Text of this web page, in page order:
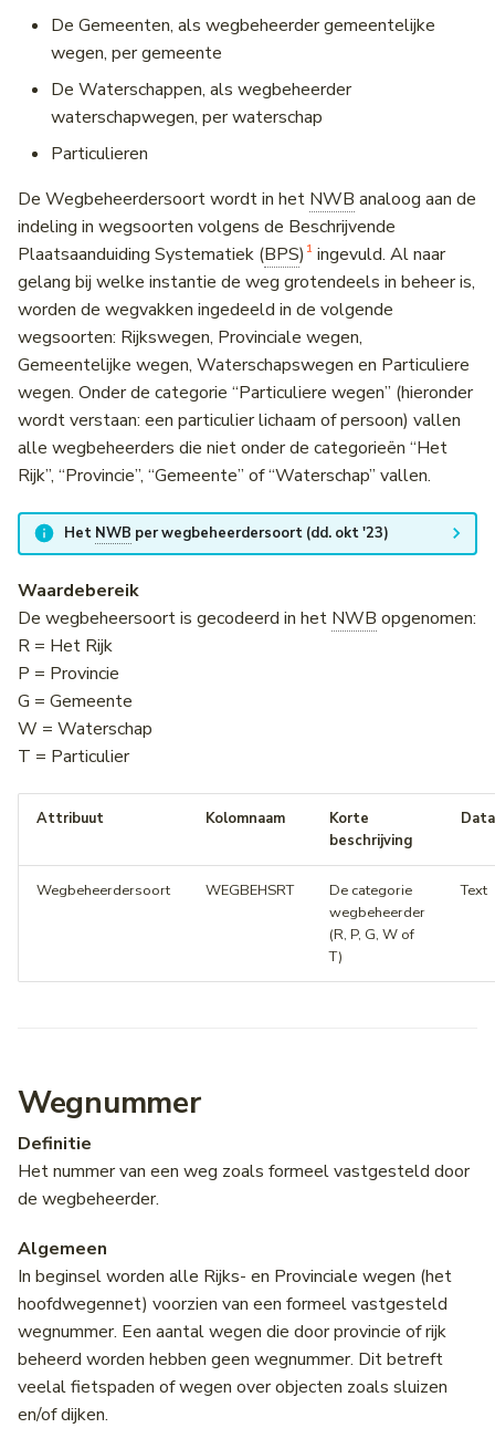
De Gemeenten, als wegbeheerder gemeentelijke
wegen, per gemeente
De Waterschappen, als wegbeheerder
waterschapwegen, per waterschap
Particulieren
De Wegbeheerdersoort wordt in het NWB analoog aan de
indeling in wegsoorten volgens de Beschrijvende
Plaatsaanduiding Systematiek (BPS) 1 ingevuld. Al naar
gelang bij welke instantie de weg grotendeels in beheer is,
worden de wegvakken ingedeeld in de volgende
wegsoorten: Rijkswegen, Provinciale wegen,
Gemeentelijke wegen, Waterschapswegen en Particuliere
wegen. Onder de categorie “Particuliere wegen” (hieronder
wordt verstaan: een particulier lichaam of persoon) vallen
alle wegbeheerders die niet onder de categorieën “Het
Rijk”, “Provincie”, “Gemeente” of “Waterschap” vallen.
Het NWB per wegbeheerdersoort (dd. okt '23)
Waardebereik
De wegbeheersoort is gecodeerd in het NWB opgenomen:
R = Het Rijk
P = Provincie
G = Gemeente
W = Waterschap
T = Particulier
Attribuut Kolomnaam
Korte
beschrijving
Wegbeheerdersoort WEGBEHSRT
De categorie
wegbeheerder
(R, P, G, W of
T)
Text
Wegnummer
Definitie
Het nummer van een weg zoals formeel vastgesteld door
de wegbeheerder.
Algemeen
In beginsel worden alle Rijks- en Provinciale wegen (het
hoofdwegennet) voorzien van een formeel vastgesteld
wegnummer. Een aantal wegen die door provincie of rijk
beheerd worden hebben geen wegnummer. Dit betreft
veelal fietspaden of wegen over objecten zoals sluizen
en/of dijken.